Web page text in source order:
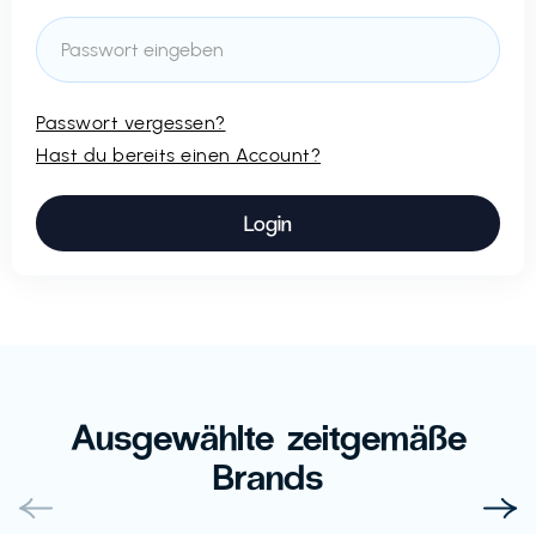
Passwort vergessen?
Hast du bereits einen Account?
Ausgewählte zeitgemäße
Brands